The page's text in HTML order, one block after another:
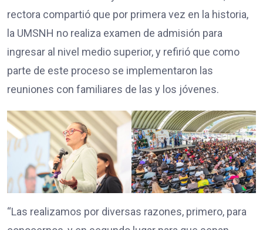
rectora compartió que por primera vez en la historia,
la UMSNH no realiza examen de admisión para
ingresar al nivel medio superior, y refirió que como
parte de este proceso se implementaron las
reuniones con familiares de las y los jóvenes.
“Las realizamos por diversas razones, primero, para